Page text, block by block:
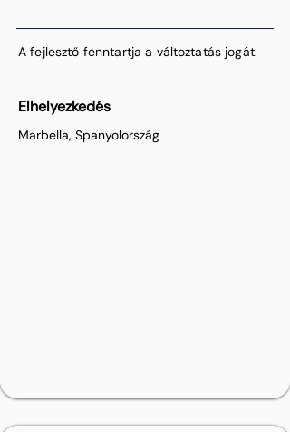
A fejlesztő fenntartja a változtatás jogát.
Elhelyezkedés
Marbella, Spanyolország